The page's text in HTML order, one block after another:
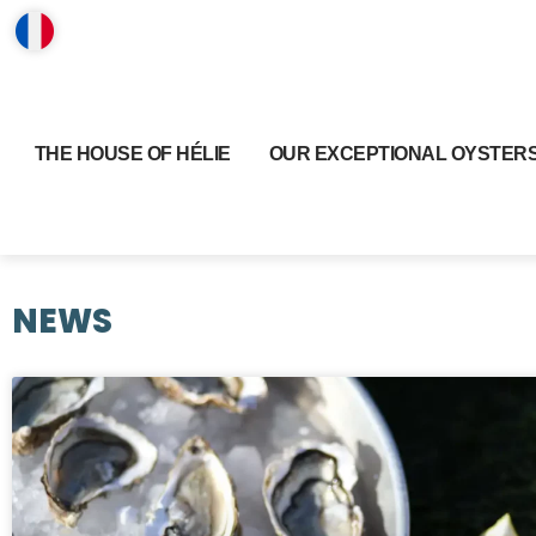
THE HOUSE OF HÉLIE OUR EXCEPTIONAL
NEWS